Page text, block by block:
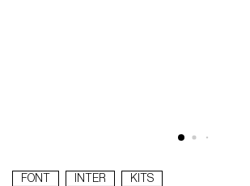
FONT INTER KITS